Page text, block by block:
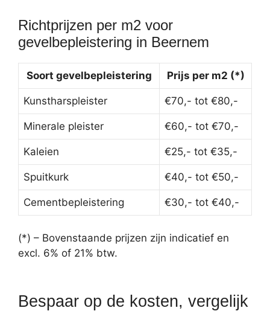
Richtprijzen per m2 voor
gevelbepleistering in Beernem
Soort gevelbepleistering Prijs per m2 (*)
Kunstharspleister €70,- tot €80,-
Minerale pleister €60,- tot €70,-
Kaleien €25,- tot €35,-
Spuitkurk €40,- tot €50,-
Cementbepleistering €30,- tot €40,-
(*) – Bovenstaande prijzen zijn indicatief en
excl. 6% of 21% btw.
Bespaar op de kosten, vergelijk